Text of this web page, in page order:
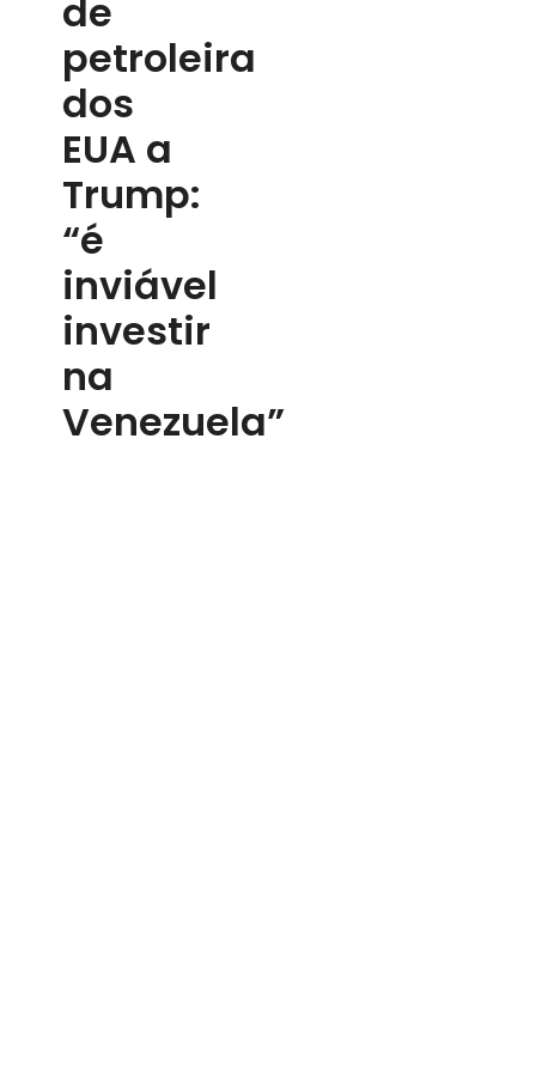
de
petroleira
dos
EUA a
Trump:
“é
inviável
investir
na
Venezuela”